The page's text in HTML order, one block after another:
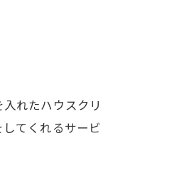
れたハウスクリ
てくれるサービ